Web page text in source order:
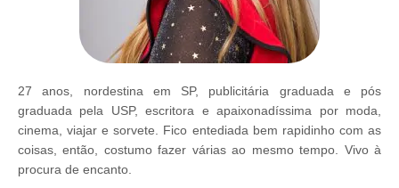
27 anos, nordestina em SP, publicitária graduada e pós
graduada pela USP, escritora e apaixonadíssima por moda,
cinema, viajar e sorvete. Fico entediada bem rapidinho com as
coisas, então, costumo fazer várias ao mesmo tempo. Vivo à
procura de encanto.